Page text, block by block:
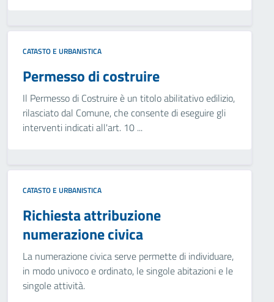
CATASTO E URBANISTICA
Permesso di costruire
Il Permesso di Costruire è un titolo abilitativo edilizio,
rilasciato dal Comune, che consente di eseguire gli
interventi indicati all'art. 10 ...
CATASTO E URBANISTICA
Richiesta attribuzione
numerazione civica
La numerazione civica serve permette di individuare,
in modo univoco e ordinato, le singole abitazioni e le
singole attività.